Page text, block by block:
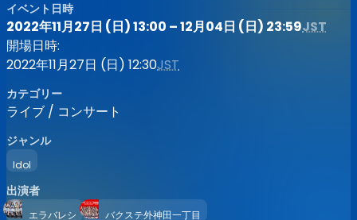
イベント日時
2022年11月27日 (日) 13:00 – 12月04日 (日) 23:59JST
開場日時:
2022年11月27日 (日) 12:30JST
カテゴリー
ライブ / コンサート
ジャンル
Idol
出演者
エラバレシ バクステ外神田一丁目